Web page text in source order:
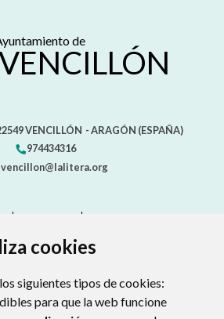
cookies
siguientes tipos de cookies:
para que la web funcione
de
VENCILLÓN - ARAGÓN (ESPAÑA)
974434316
vencillon@lalitera.org
DE DATOS
POLÍTICA DE COOKIES
ENLACE EXTERNO AL